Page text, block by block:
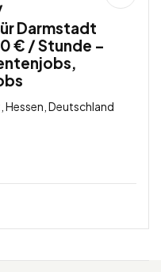
Darmstadt
€ / Stunde –
Deutschland